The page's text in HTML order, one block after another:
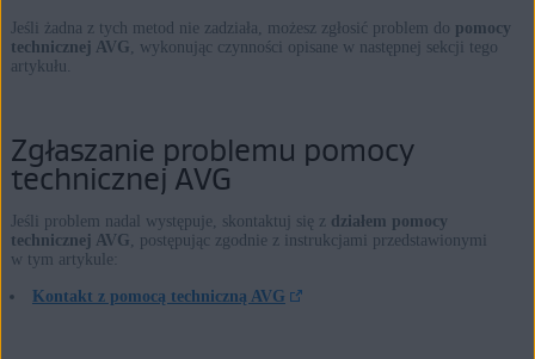
Jeśli żadna z tych metod nie zadziała, możesz zgłosić problem do pomocy
technicznej AVG, wykonując czynności opisane w następnej sekcji tego
artykułu.
Zgłaszanie problemu pomocy
technicznej AVG
Jeśli problem nadal występuje, skontaktuj się z działem pomocy
technicznej AVG, postępując zgodnie z instrukcjami przedstawionymi
w tym artykule:
Kontakt z pomocą techniczną AVG